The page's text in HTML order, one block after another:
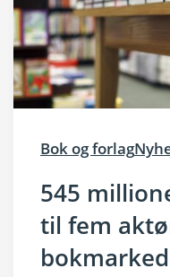
Bok og forlag
545
til fem